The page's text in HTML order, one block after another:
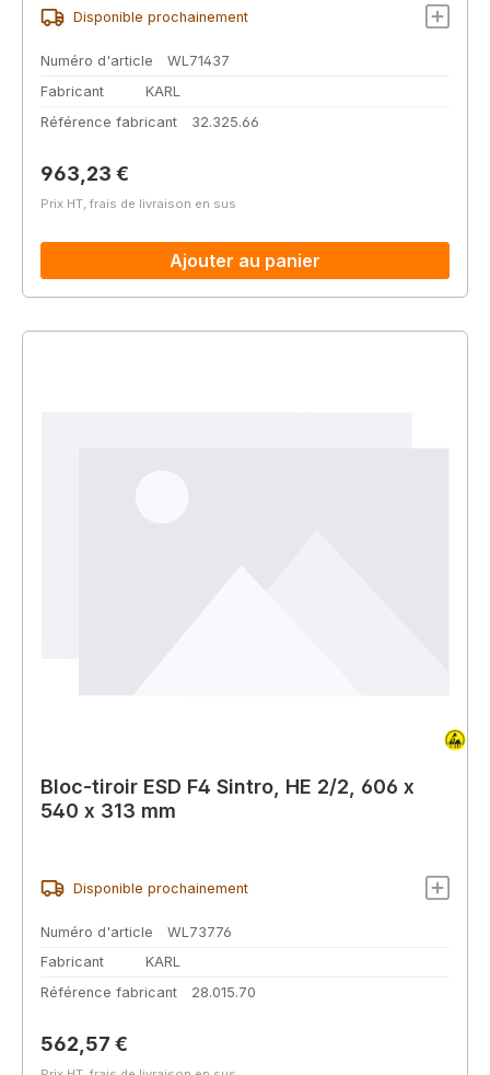
Disponible prochainement
Numéro d'article
WL71437
Fabricant
KARL
Référence fabricant
32.325.66
Prix régulier :
963,23 €
Prix HT, frais de livraison en sus
Ajouter au panier
Bloc-tiroir ESD F4 Sintro, HE 2/2, 606 x
540 x 313 mm
Disponible prochainement
Numéro d'article
WL73776
Fabricant
KARL
Référence fabricant
28.015.70
Prix régulier :
562,57 €